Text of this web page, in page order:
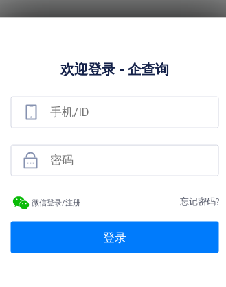
欢迎登录 - 企查询
微信登录/注册 忘记密码?
登录